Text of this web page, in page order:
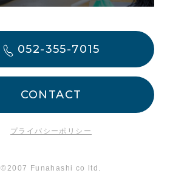
052-355-7015
CONTACT
プライバシーポリシー
©2007 Funahashi co ltd.